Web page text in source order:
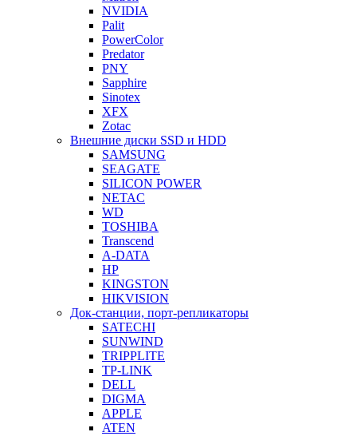
NVIDIA
Palit
PowerColor
Predator
PNY
Sapphire
Sinotex
XFX
Zotac
Внешние диски SSD и HDD
SAMSUNG
SEAGATE
SILICON POWER
NETAC
WD
TOSHIBA
Transcend
A-DATA
HP
KINGSTON
HIKVISION
Док-станции, порт-репликаторы
SATECHI
SUNWIND
TRIPPLITE
TP-LINK
DELL
DIGMA
APPLE
ATEN